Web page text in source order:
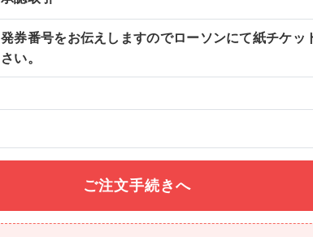
発券番号をお伝えしますのでローソンにて紙チケッ
さい。